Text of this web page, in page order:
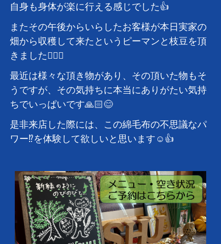
自身も身体が楽に行える感じでした👍
またその午後からいらしたお客様が本日実家の
畑から収穫して来たというピーマンと枝豆を頂
きました🙇🏻‍♂️
最近は様々な頂き物があり、その頂いた物もそ
うですが、その気持ちに本当にありがたい気持
ちでいっぱいです🙏🏻😊
是非来店した際には、この綿毛布の不思議なパ
ワー⁉️を体験して欲しいと思います☺️👍